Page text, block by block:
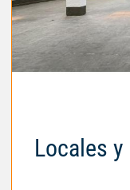
Locales